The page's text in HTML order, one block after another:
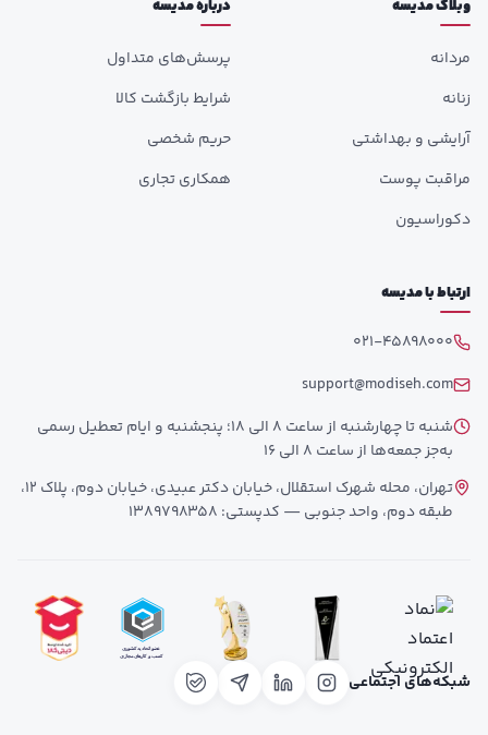
وبلاگ مدیسه
مردانه
زنانه
آرایشی و بهداشتی
مراقبت پوست
دکوراسیون
درباره مدیسه
پرسش‌های متداول
شرایط بازگشت کالا
حریم شخصی
همکاری تجاری
ارتباط با مدیسه
021-45898000
support@modiseh.com
شنبه تا چهارشنبه از ساعت 8 الی 18؛ پنجشنبه و ایام تعطیل رسمی
به‌جز جمعه‌ها از ساعت 8 الی 16
تهران، محله شهرک استقلال، خیابان دکتر عبیدی، خیابان دوم، پلاک 12،
طبقه دوم، واحد جنوبی — کدپستی: 1389798358
شبکه‌های اجتماعی